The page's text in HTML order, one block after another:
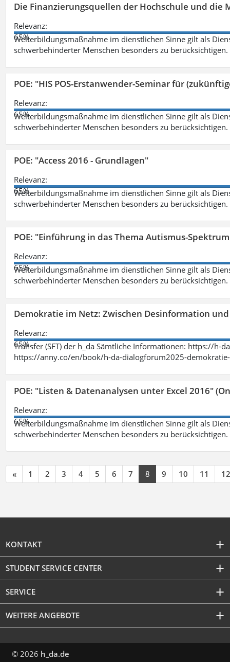
Die Finanzierungsquellen der Hochschule und die
Relevanz:
65%
Weiterbildungsmaßnahme im dienstlichen Sinne gilt als
schwerbehinderter Menschen besonders zu berücksichtigen.
POE: "HIS POS-Erstanwender-Seminar für
Relevanz:
65%
Weiterbildungsmaßnahme im dienstlichen Sinne gilt als
schwerbehinderter Menschen besonders zu berücksichtigen.
POE: "Access 2016 - Grundlagen"
Relevanz:
65%
Weiterbildungsmaßnahme im dienstlichen Sinne gilt als
schwerbehinderter Menschen besonders zu berücksichtigen.
POE: "Einführung in das Thema Autismus-
Relevanz:
65%
Weiterbildungsmaßnahme im dienstlichen Sinne gilt als
schwerbehinderter Menschen besonders zu berücksichtigen.
Demokratie im Netz: Zwischen Desinformation
Relevanz:
65%
Transfer (SFT) der h_da Sämtliche Informationen: https://
https://anny.co/en/book/h-da-dialogforum2025-
POE: "Listen & Datenanalysen unter Excel 2016"
Relevanz:
65%
Weiterbildungsmaßnahme im dienstlichen Sinne gilt als
schwerbehinderter Menschen besonders zu berücksichtigen.
« 1 2 3 4 5 6 7 8 9 10 11 12
KONTAKT
STUDENT SERVICE CENTER
SERVICE
WEITERE ANGEBOTE
© 2026 h_da.de